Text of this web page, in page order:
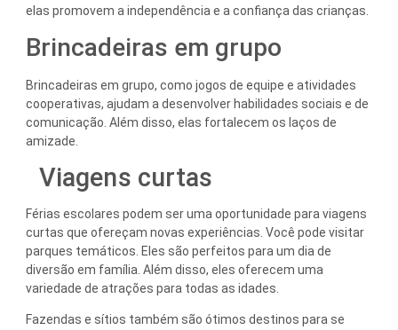
elas promovem a independência e a confiança das crianças.
Brincadeiras em grupo
Brincadeiras em grupo, como jogos de equipe e atividades
cooperativas, ajudam a desenvolver habilidades sociais e de
comunicação. Além disso, elas fortalecem os laços de
amizade.
Viagens curtas
Férias escolares podem ser uma oportunidade para viagens
curtas que ofereçam novas experiências. Você pode visitar
parques temáticos. Eles são perfeitos para um dia de
diversão em família. Além disso, eles oferecem uma
variedade de atrações para todas as idades.
Fazendas e sítios também são ótimos destinos para se